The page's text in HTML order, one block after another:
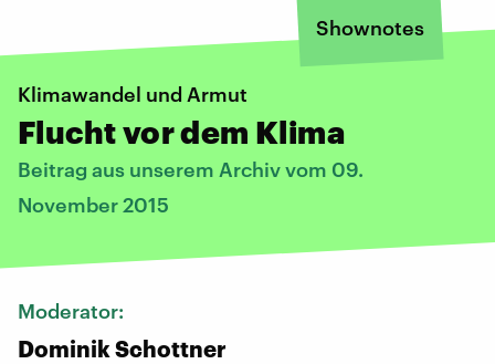
Shownotes
Klimawandel und Armut
Flucht vor dem Klima
Beitrag aus unserem Archiv vom 09.
November 2015
Moderator:
Dominik Schottner